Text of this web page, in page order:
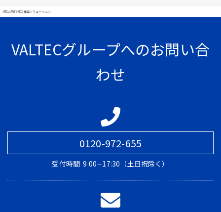
#官公庁向けDX推進ソリューション
VALTECグループへのお問い合
わせ
0120-972-655
受付時間 9:00∼17:30（土日祝除く）